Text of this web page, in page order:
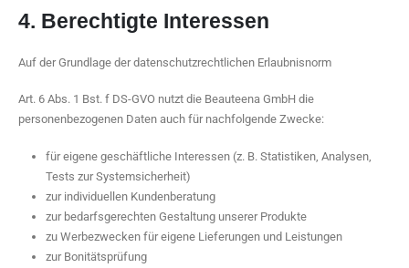
4. Berechtigte Interessen
Auf der Grundlage der datenschutzrechtlichen Erlaubnisnorm
Art. 6 Abs. 1 Bst. f DS-GVO nutzt die Beauteena GmbH die
personenbezogenen Daten auch für nachfolgende Zwecke:
für eigene geschäftliche Interessen (z. B. Statistiken, Analysen,
Tests zur Systemsicherheit)
zur individuellen Kundenberatung
zur bedarfsgerechten Gestaltung unserer Produkte
zu Werbezwecken für eigene Lieferungen und Leistungen
zur Bonitätsprüfung